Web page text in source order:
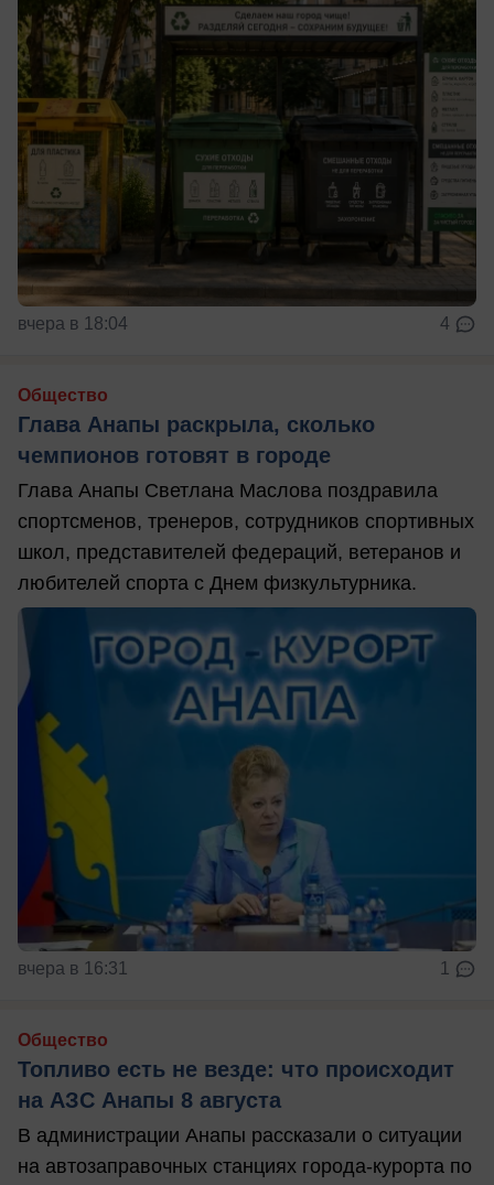
вчера в 18:04 4
Общество
Глава Анапы раскрыла, сколько
чемпионов готовят в городе
Глава Анапы Светлана Маслова поздравила
спортсменов, тренеров, сотрудников спортивных
школ, представителей федераций, ветеранов и
любителей спорта с Днем физкультурника.
вчера в 16:31 1
Общество
Топливо есть не везде: что происходит
на АЗС Анапы 8 августа
В администрации Анапы рассказали о ситуации
на автозаправочных станциях города-курорта по